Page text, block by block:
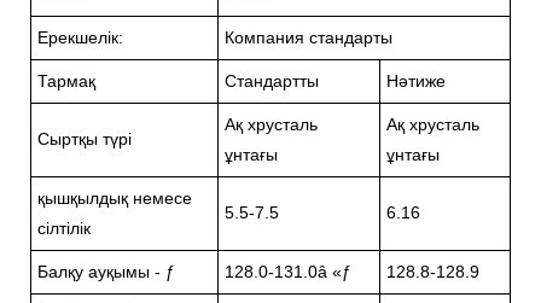
Ерекшелік: Компания стандарты
Тармақ Стандартты Нәтиже
Сыртқы түрі
Ақ хрусталь
ұнтағы
Ақ хрусталь
ұнтағы
қышқылдық немесе
сілтілік
5.5-7.5 6.16
Балқу ауқымы - ƒ 128.0-131.0â «ƒ 128.8-128.9